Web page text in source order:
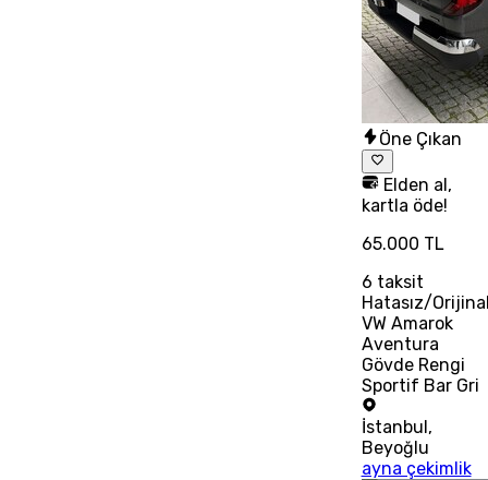
Öne Çıkan
Elden al,
kartla öde!
65.000 TL
6 taksit
Hatasız/
VW Amarok
Aventura
Gövde Rengi
Sportif Bar Gri
İstanbul,
Beyoğlu
ayna çekimlik